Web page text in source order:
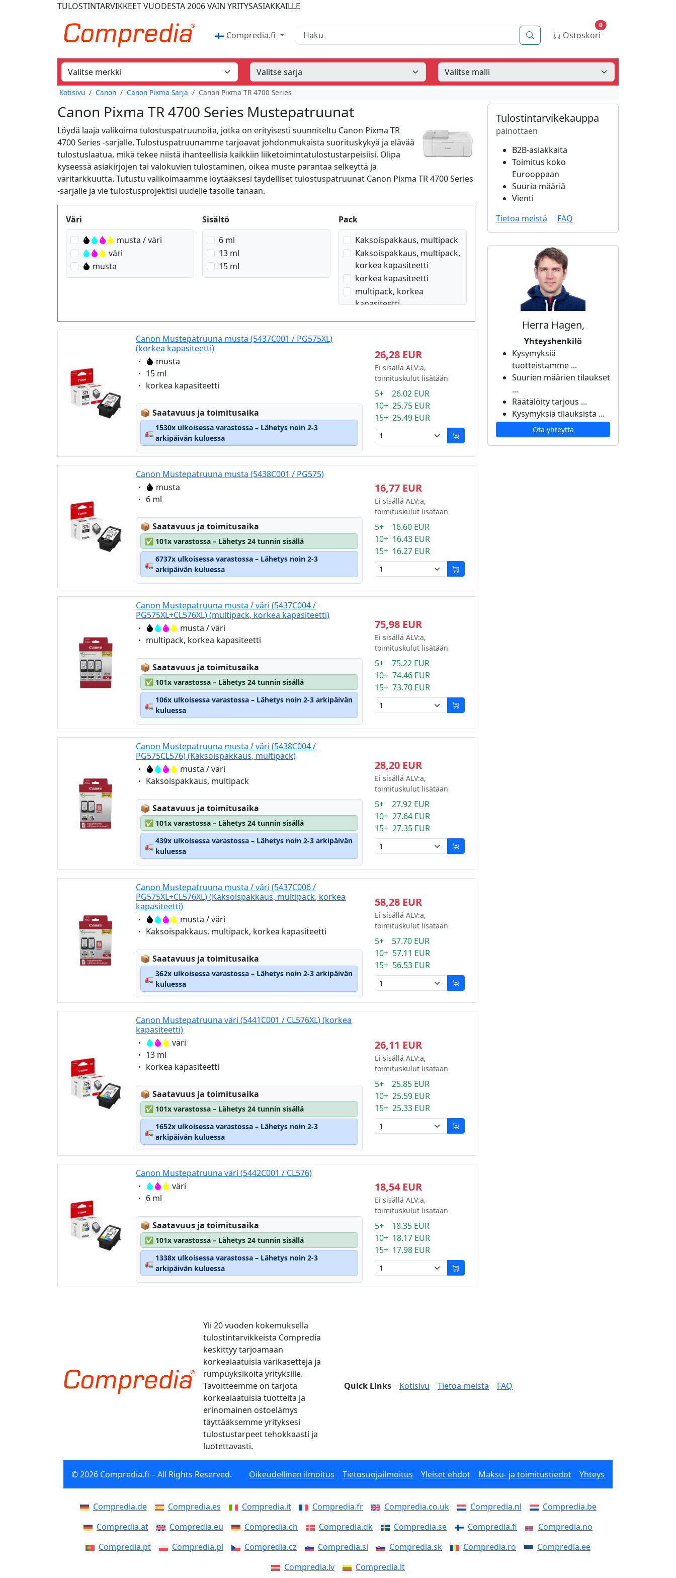
TULOSTINTARVIKKEETVUODESTA 2006VAIN YRITYSASIAKKAILLE
Compredia.fi Haku Haku Ostoskori
0
Kotisivu Canon Canon Pixma Sarja Canon Pixma TR 4700 Series
Canon Pixma TR 4700 Series Mustepatruunat
Löydä laaja valikoima tulostuspatruunoita, jotka on erityisesti suunniteltu Canon Pixma TR
4700 Series -sarjalle. Tulostuspatruunamme tarjoavat johdonmukaista suorituskykyä ja elävää
tulostuslaatua, mikä tekee niistä ihanteellisia kaikkiin liiketoimintatulostustarpeisiisi. Olipa
kyseessä asiakirjojen tai valokuvien tulostaminen, oikea muste parantaa selkeyttä ja
väritarkkuutta. Tutustu valikoimaamme löytääksesi täydelliset tulostuspatruunat Canon Pixma TR 4700 Series
-sarjalle ja vie tulostusprojektisi uudelle tasolle tänään.
Produktfilter
Väri
musta / väri
väri
musta
Sisältö
6 ml
13 ml
15 ml
Pack
Kaksoispakkaus, multipack
Kaksoispakkaus, multipack,
korkea kapasiteetti
korkea kapasiteetti
multipack, korkea
kapasiteetti
Canon Mustepatruuna musta (5437C001 / PG575XL)
(korkea kapasiteetti)
Eigenschaft:
musta
Eigenschaft:
15 ml
Eigenschaft:
korkea kapasiteetti
📦Lagerstatus:
Saatavuus ja toimitusaika
🚛
1530x ulkoisessa varastossa – Lähetys noin 2-3
arkipäivän kuluessa
26,28 EUR
Ei sisällä ALV:a,
toimituskulut lisätään
5+ 26.02 EUR
10+ 25.75 EUR
15+ 25.49 EUR
Canon Mustepatruuna musta (5438C001 / PG575)
Eigenschaft:
musta
Eigenschaft:
6 ml
📦Lagerstatus:
Saatavuus ja toimitusaika
✅ 101x varastossa – Lähetys 24 tunnin sisällä
🚛
6737x ulkoisessa varastossa – Lähetys noin 2-3
arkipäivän kuluessa
16,77 EUR
Ei sisällä ALV:a,
toimituskulut lisätään
5+ 16.60 EUR
10+ 16.43 EUR
15+ 16.27 EUR
Canon Mustepatruuna musta / väri (5437C004 /
PG575XL+CL576XL) (multipack, korkea kapasiteetti)
Eigenschaft:musta / väri
Eigenschaft:
multipack, korkea kapasiteetti
📦Lagerstatus:
Saatavuus ja toimitusaika
✅ 101x varastossa – Lähetys 24 tunnin sisällä
🚛
106x ulkoisessa varastossa – Lähetys noin 2-3 arkipäivän
kuluessa
75,98 EUR
Ei sisällä ALV:a,
toimituskulut lisätään
5+ 75.22 EUR
10+ 74.46 EUR
15+ 73.70 EUR
Canon Mustepatruuna musta / väri (5438C004 /
PG575CL576) (Kaksoispakkaus, multipack)
Eigenschaft:musta / väri
Eigenschaft:
Kaksoispakkaus, multipack
📦Lagerstatus:
Saatavuus ja toimitusaika
✅ 101x varastossa – Lähetys 24 tunnin sisällä
🚛
439x ulkoisessa varastossa – Lähetys noin 2-3 arkipäivän
kuluessa
28,20 EUR
Ei sisällä ALV:a,
toimituskulut lisätään
5+ 27.92 EUR
10+ 27.64 EUR
15+ 27.35 EUR
Canon Mustepatruuna musta / väri (5437C006 /
PG575XL+CL576XL) (Kaksoispakkaus, multipack, korkea
kapasiteetti)
Eigenschaft:musta / väri
Eigenschaft:
Kaksoispakkaus, multipack, korkea kapasiteetti
📦Lagerstatus:
Saatavuus ja toimitusaika
🚛
362x ulkoisessa varastossa – Lähetys noin 2-3 arkipäivän
kuluessa
58,28 EUR
Ei sisällä ALV:a,
toimituskulut lisätään
5+ 57.70 EUR
10+ 57.11 EUR
15+ 56.53 EUR
Canon Mustepatruuna väri (5441C001 / CL576XL) (korkea
kapasiteetti)
Eigenschaft:
väri
Eigenschaft:
13 ml
Eigenschaft:
korkea kapasiteetti
📦Lagerstatus:
Saatavuus ja toimitusaika
✅ 101x varastossa – Lähetys 24 tunnin sisällä
🚛
1652x ulkoisessa varastossa – Lähetys noin 2-3
arkipäivän kuluessa
26,11 EUR
Ei sisällä ALV:a,
toimituskulut lisätään
5+ 25.85 EUR
10+ 25.59 EUR
15+ 25.33 EUR
Canon Mustepatruuna väri (5442C001 / CL576)
Eigenschaft:
väri
Eigenschaft:
6 ml
📦Lagerstatus:
Saatavuus ja toimitusaika
✅ 101x varastossa – Lähetys 24 tunnin sisällä
🚛
1338x ulkoisessa varastossa – Lähetys noin 2-3
arkipäivän kuluessa
18,54 EUR
Ei sisällä ALV:a,
toimituskulut lisätään
5+ 18.35 EUR
10+ 18.17 EUR
15+ 17.98 EUR
Tulostintarvikekauppa
painottaen
B2B-asiakkaita
Toimitus koko
Eurooppaan
Suuria määriä
Vienti
Tietoa meistä
FAQ
Herra Hagen,
Yhteyshenkilö
Kysymyksiä
tuotteistamme ...
Suurien määrien tilaukset
...
Räätälöity tarjous ...
Kysymyksiä tilauksista ...
Ota yhteyttä
Yli 20 vuoden kokemuksella
tulostintarvikkeista Compredia
keskittyy tarjoamaan
korkealaatuisia värikasetteja ja
rumpuyksiköitä yrityksille.
Tavoitteemme on tarjota
korkealaatuisia tuotteita ja
erinomainen ostoelämys
täyttääksemme yrityksesi
tulostustarpeet tehokkaasti ja
luotettavasti.
Quick Links Kotisivu Tietoa meistä FAQ
© 2026 Compredia.fi – All Rights Reserved. Oikeudellinen ilmoitus Tietosuojailmoitus Yleiset ehdot Maksu- ja toimitustiedot Yhteys
Compredia.de Compredia.es Compredia.it Compredia.fr Compredia.co.uk Compredia.nl
Compredia.be
Compredia.at
Compredia.eu Compredia.ch Compredia.dk Compredia.se Compredia.fi
Compredia.no
Compredia.pt
Compredia.pl Compredia.cz Compredia.si Compredia.sk Compredia.ro
Compredia.ee
Compredia.lv
Compredia.lt